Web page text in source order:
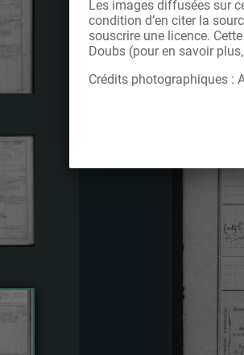
Les images diffusées sur
condition d’en citer la
souscrire une licence.
Doubs (pour en savoir
Crédits photographiques :